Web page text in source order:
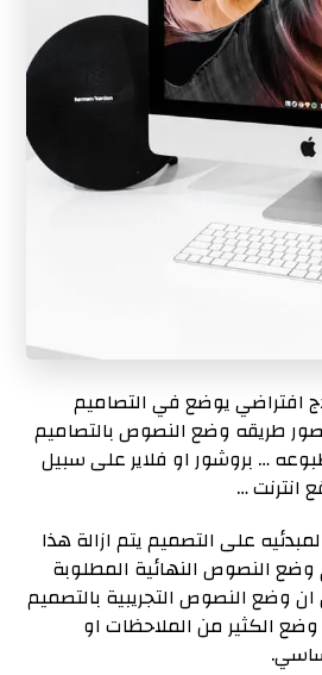
افتراضي يوضع في التصاميم
طريقه وضع النصوص بالتصاميم
… بروشور او فلاير على سبيل
انترنت …
على التصميم يتم ازالة هذا
النصوص النهائية المطلوبة
وضع النصوص التجريبية بالتصميم
الكثير من الملاحظات او